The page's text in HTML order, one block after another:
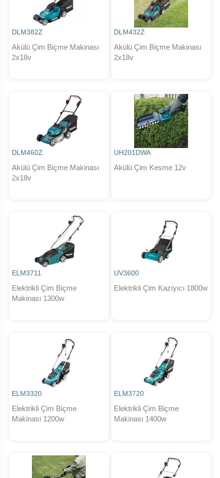
DLM382Z
Akülü Çim Biçme Makinası
2x18v
DLM432Z
Akülü Çim Biçme Makinası
2x18v
DLM460Z
Akülü Çim Biçme Makinası
2x18v
UH201DWA
Akülü Çim Kesme 12v
ELM3711
Elektrikli Çim Biçme
Makinası 1300w
UV3600
Elektrikli Çim Kazıyıcı 1800w
ELM3320
Elektrikli Çim Biçme
Makinası 1200w
ELM3720
Elektrikli Çim Biçme
Makinası 1400w